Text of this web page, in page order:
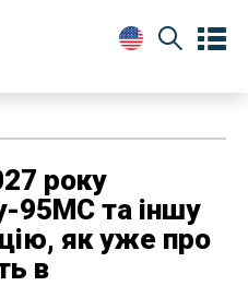
року
95МС та іншу
як уже про
в